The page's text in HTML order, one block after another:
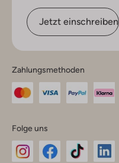
Jetzt einschreiben
Zahlungsmethoden
Folge uns